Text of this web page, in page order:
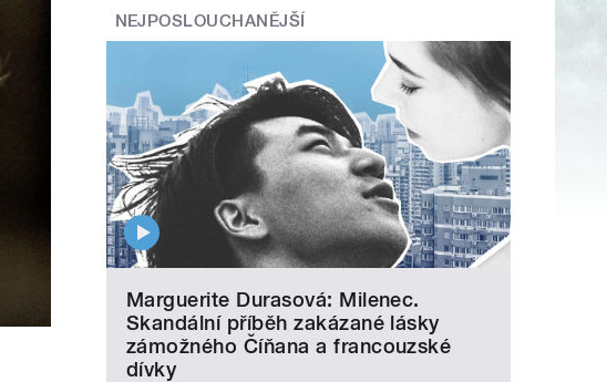
NEJPOSLOUCHANĚJŠÍ
Marguerite Durasová: Milenec.
Skandální příběh zakázané lásky
zámožného Číňana a francouzské
dívky